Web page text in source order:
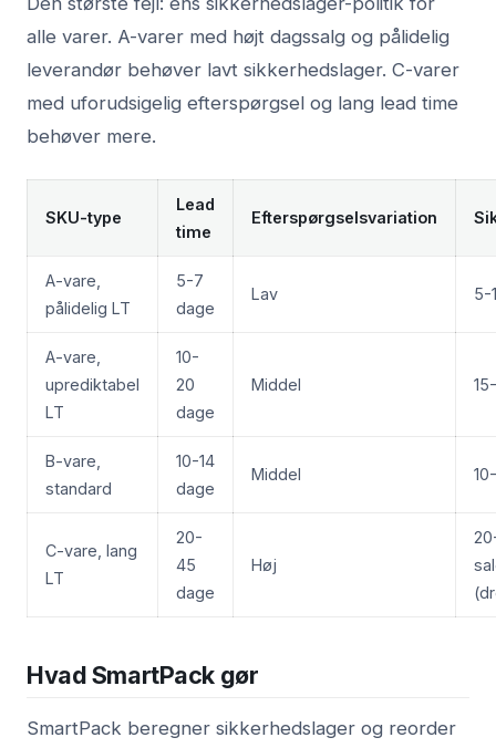
alle varer. A-varer med højt dagssalg og pålidelig
leverandør behøver lavt sikkerhedslager. C-varer
med uforudsigelig efterspørgsel og lang lead time
behøver mere.
SKU-type
Lead
time
Efterspørgselsvariation
A-vare,
pålidelig LT
5-7
dage
Lav 5-
A-vare,
uprediktabel
LT
10-
20
dage
Middel
B-vare,
standard
10-14
dage
Middel
C-vare, lang
LT
20-
45
dage
Høj
Hvad SmartPack gør
SmartPack beregner sikkerhedslager og reorder